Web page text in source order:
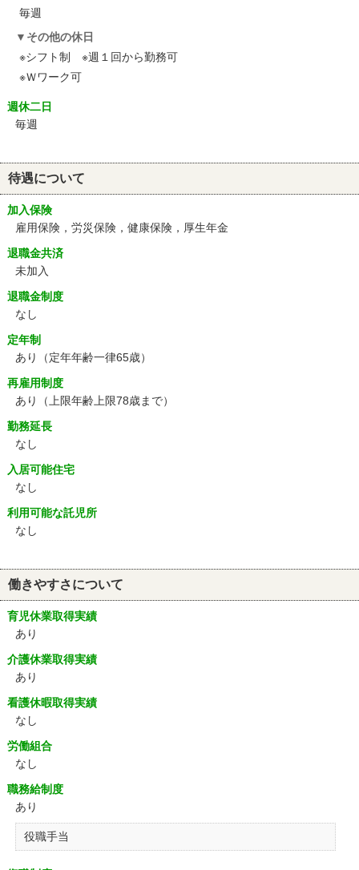
毎週
その他の休日
※シフト制 ※週１回から勤務可
※Ｗワーク可
週休二日
毎週
待遇について
加入保険
雇用保険，労災保険，健康保険，厚生年金
退職金共済
未加入
退職金制度
なし
定年制
あり
（定年年齢一律65歳）
再雇用制度
あり
（上限年齢上限78歳まで）
勤務延長
なし
入居可能住宅
なし
利用可能な託児所
なし
働きやすさについて
育児休業取得実績
あり
介護休業取得実績
あり
看護休暇取得実績
なし
労働組合
なし
職務給制度
あり
役職手当